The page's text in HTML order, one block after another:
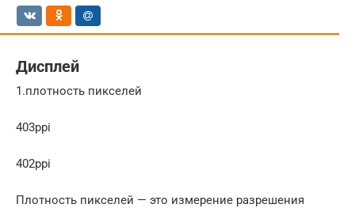
Дисплей
1.плотность пикселей
403ppi
402ppi
Плотность пикселей — это измерение разрешения